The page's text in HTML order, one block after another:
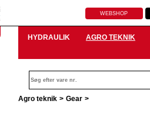
WEBSHOP
HYDRAULIK AGRO TEKNIK
Agro teknik > Gear >